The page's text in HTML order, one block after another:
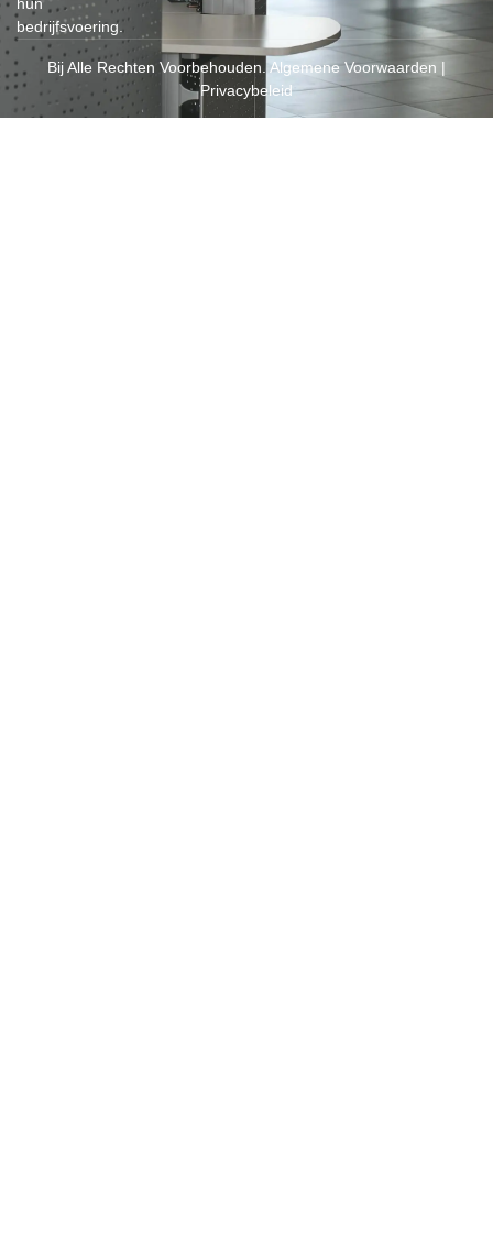
hun
bedrijfsvoering.
Bij Alle Rechten Voorbehouden. Algemene Voorwaarden |
Privacybeleid